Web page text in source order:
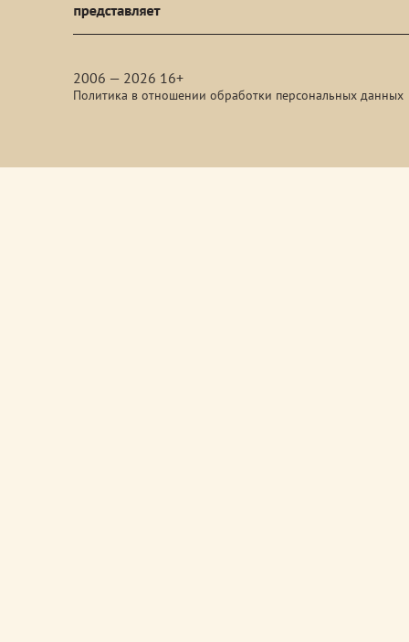
2006 — 2026 16+
Политика в отношении обработки персональных данных